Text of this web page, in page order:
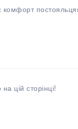
комфорт
цій сторінці!